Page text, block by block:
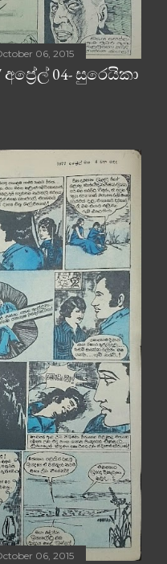
06, 2015
04- සුරෙයිකා
06, 2015